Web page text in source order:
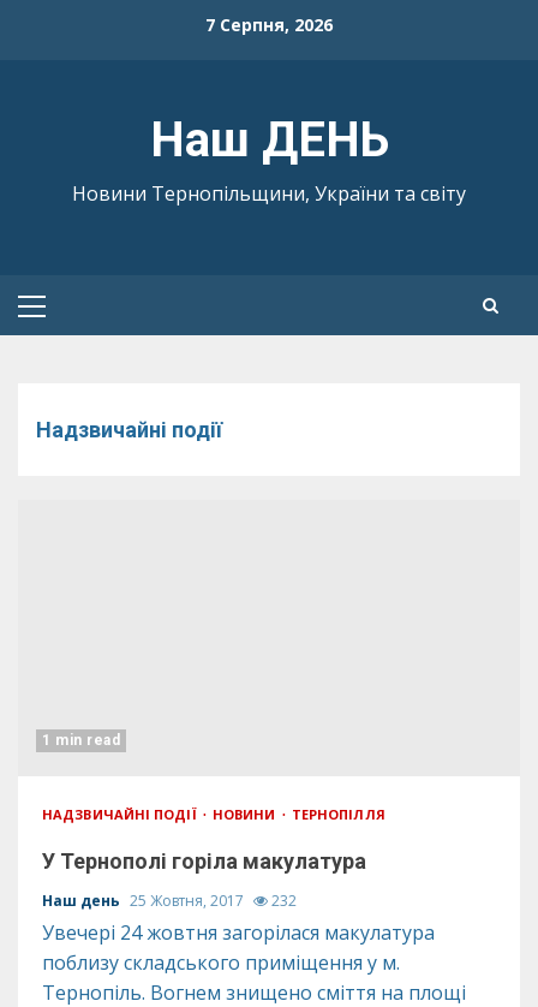
7 Серпня, 2026
Наш ДЕНЬ
Новини Тернопільщини, України та світу
Primary
Надзвичайні події
1 min read
НАДЗВИЧАЙНІ ПОДІЇ НОВИНИ ТЕРНОПІЛЛЯ
У Тернополі горіла макулатура
Наш день 25 Жовтня, 2017 232
Увечері 24 жовтня загорілася макулатура
поблизу складського приміщення у м.
Тернопіль. Вогнем знищено сміття на площі